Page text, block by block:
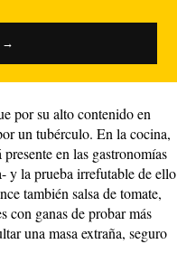
→
por su alto contenido en
un tubérculo. En la cocina,
en las gastronomías
y la prueba irrefutable de ello
también salsa de tomate,
con ganas de probar más
una masa extraña, seguro